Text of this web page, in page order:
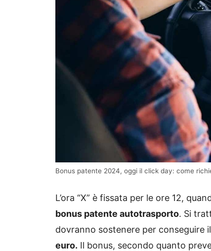
Bonus patente 2024, oggi il click day: come
L’ora “X” è fissata per le ore 12,
bonus patente autotrasporto. Si
dovranno sostenere per conseguire
euro. Il bonus, secondo quanto